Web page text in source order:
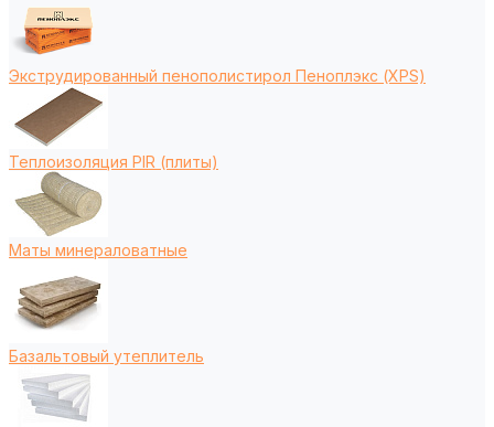
Экструдированный пенополистирол Пеноплэкс (XPS)
Теплоизоляция PIR (плиты)
Маты минераловатные
Базальтовый утеплитель